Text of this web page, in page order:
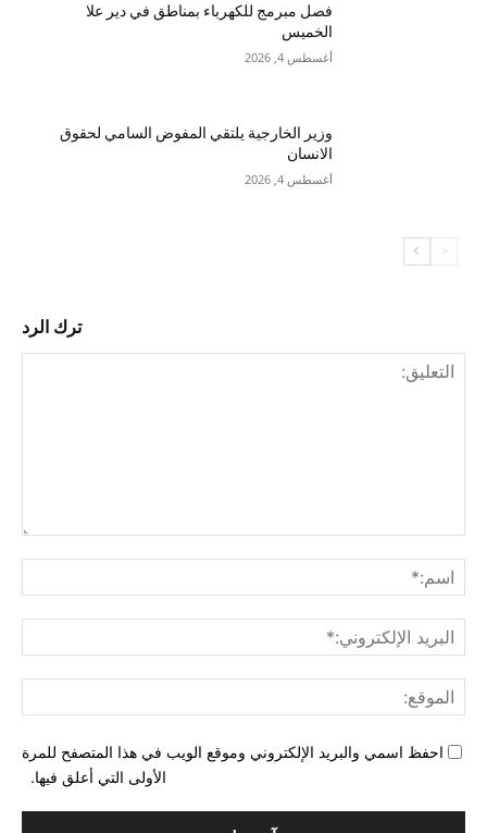
فصل مبرمج للكهرباء بمناطق في دير علا
الخميس
أغسطس 4, 2026
وزير الخارجية يلتقي المفوض السامي لحقوق
الانسان
أغسطس 4, 2026
ترك الرد
احفظ اسمي والبريد الإلكتروني وموقع الويب في هذا المتصفح للمرة
الأولى التي أعلق فيها.